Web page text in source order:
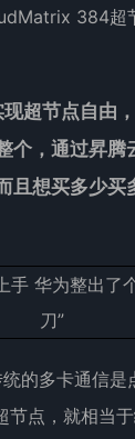
384超
现超节点自由
个，通过昇腾
且想买多少买
的多卡通信是
节点，就相当于